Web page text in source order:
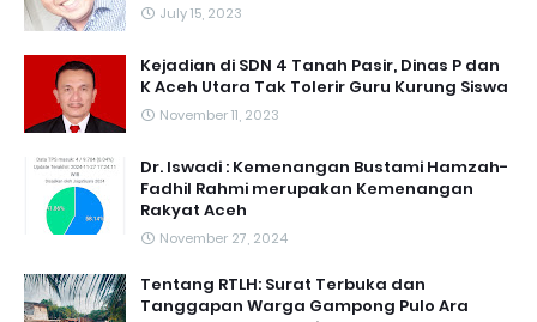
July 15, 2023
Kejadian di SDN 4 Tanah Pasir, Dinas P dan
K Aceh Utara Tak Tolerir Guru Kurung Siswa
November 11, 2023
Dr. Iswadi : Kemenangan Bustami Hamzah-
Fadhil Rahmi merupakan Kemenangan
Rakyat Aceh
November 27, 2024
Tentang RTLH: Surat Terbuka dan
Tanggapan Warga Gampong Pulo Ara